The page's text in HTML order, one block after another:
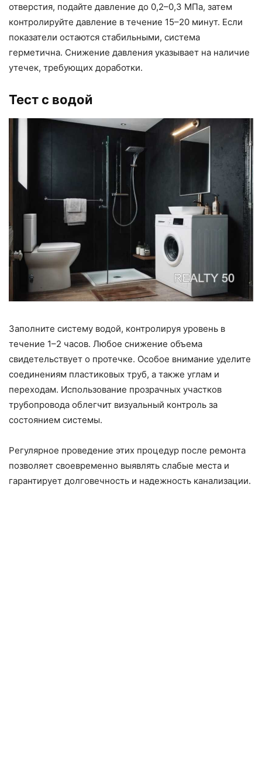
отверстия, подайте давление до 0,2–0,3 МПа, затем
контролируйте давление в течение 15–20 минут. Если
показатели остаются стабильными, система
герметична. Снижение давления указывает на наличие
утечек, требующих доработки.
Тест с водой
Заполните систему водой, контролируя уровень в
течение 1–2 часов. Любое снижение объема
свидетельствует о протечке. Особое внимание уделите
соединениям пластиковых труб, а также углам и
переходам. Использование прозрачных участков
трубопровода облегчит визуальный контроль за
состоянием системы.
Регулярное проведение этих процедур после ремонта
позволяет своевременно выявлять слабые места и
гарантирует долговечность и надежность канализации.